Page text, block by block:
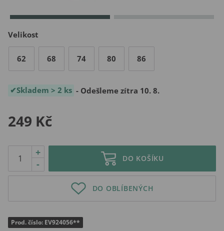
Velikost
62 68 74 80 86
Skladem > 2 ks - Odešleme zítra 10. 8.
249 Kč
-
+
DO KOŠÍKU
DO OBLÍBENÝCH
Prod. číslo: EV924056**